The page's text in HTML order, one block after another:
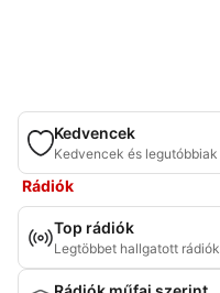
Kedvencek
Kedvencek és legutóbbiak
Rádiók
Top rádiók
Legtöbbet hallgatott rádiók